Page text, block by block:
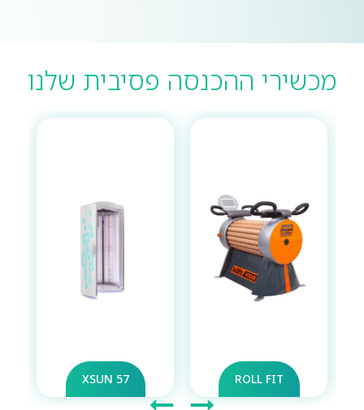
מכשירי ההכנסה פסיבית שלנו
ROLL FIT
57 XSUN